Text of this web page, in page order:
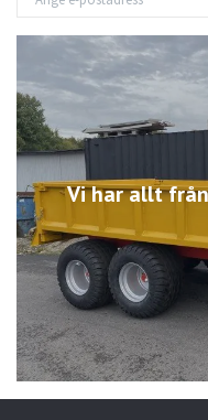
Vi har allt